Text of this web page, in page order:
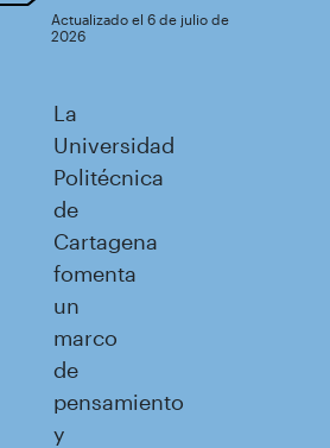
Actualizado el 6 de julio de
2026
La
Universidad
Politécnica
de
Cartagena
fomenta
un
marco
de
pensamiento
y